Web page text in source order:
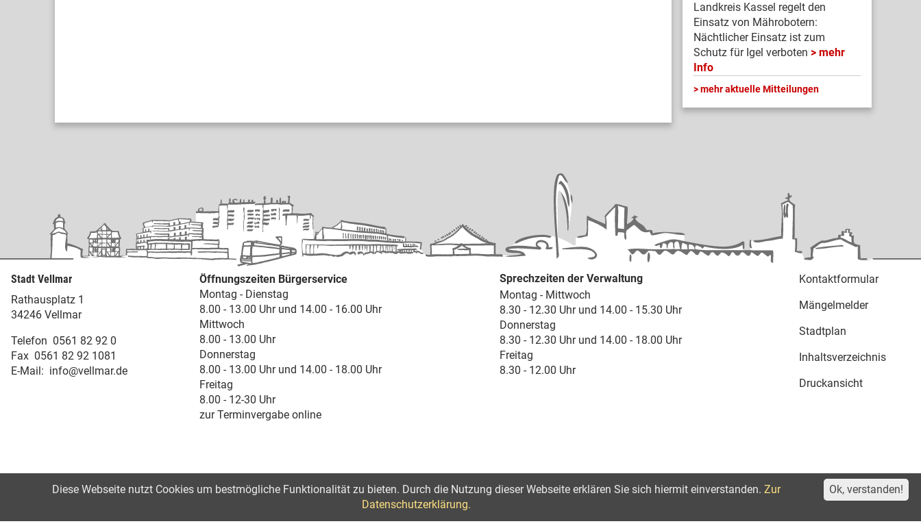
Landkreis Kassel regelt den
Einsatz von Mährobotern:
Nächtlicher Einsatz ist zum
Schutz für Igel verboten
mehr
Info
mehr aktuelle Mitteilungen
Stadt Vellmar
Rathausplatz 1
34246 Vellmar
Telefon 0561 82 92 0
Fax 0561 82 92 1081
E-Mail: info@vellmar.de
Öffnungszeiten Bürgerservice
Montag - Dienstag
8.00 - 13.00 Uhr und 14.00 - 16.00 Uhr
Mittwoch
8.00 - 13.00 Uhr
Donnerstag
8.00 - 13.00 Uhr und 14.00 - 18.00 Uhr
Freitag
8.00 - 12-30 Uhr
zur Terminvergabe online
Sprechzeiten der Verwaltung
Montag - Mittwoch
8.30 - 12.30 Uhr und 14.00 - 15.30 Uhr
Donnerstag
8.30 - 12.30 Uhr und 14.00 - 18.00 Uhr
Freitag
8.30 - 12.00 Uhr
Kontaktformular
Mängelmelder
Stadtplan
Inhaltsverzeichnis
Druckansicht
Erklärung zur Barrierefreiheit
Ok, verstanden!
Diese Webseite nutzt Cookies um bestmögliche Funktionalität zu bieten. Durch die Nutzung dieser Webseite erklären Sie sich hiermit einverstanden. Zur
Datenschutzerklärung.